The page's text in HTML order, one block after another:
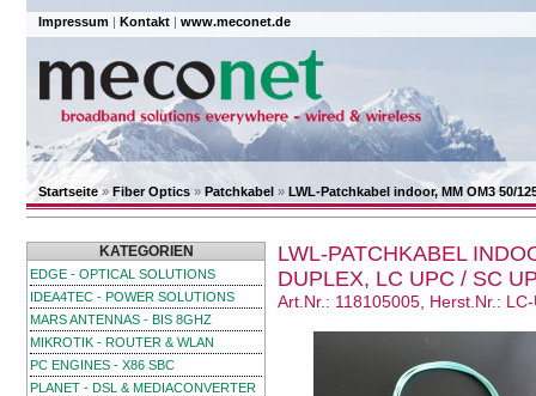
Impressum | Kontakt | www.meconet.de
Startseite»Fiber Optics » Patchkabel » LWL-Patchkabel indoor, MM OM3 50/
KATEGORIEN
EDGE - OPTICAL SOLUTIONS
IDEA4TEC - POWER SOLUTIONS
MARS ANTENNAS - BIS 8GHZ
MIKROTIK - ROUTER & WLAN
PC ENGINES - X86 SBC
PLANET - DSL & MEDIACONVERTER
LWL-PATCHKABEL
DUPLEX, LC UPC / SC
Art.Nr.: 118105005, Herst.Nr.: